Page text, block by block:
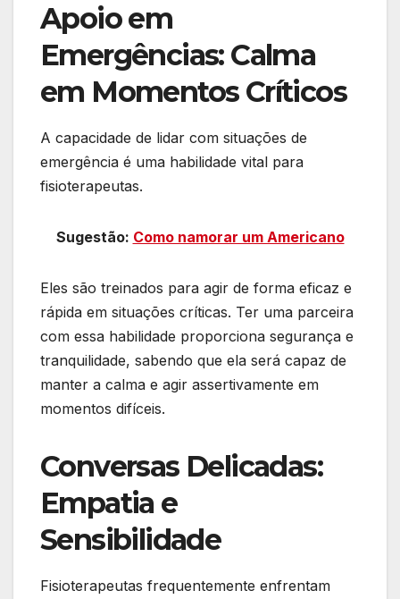
Apoio em
Emergências: Calma
em Momentos Críticos
A capacidade de lidar com situações de
emergência é uma habilidade vital para
fisioterapeutas.
Sugestão: Como namorar um Americano
Eles são treinados para agir de forma eficaz e
rápida em situações críticas. Ter uma parceira
com essa habilidade proporciona segurança e
tranquilidade, sabendo que ela será capaz de
manter a calma e agir assertivamente em
momentos difíceis.
Conversas Delicadas:
Empatia e
Sensibilidade
Fisioterapeutas frequentemente enfrentam